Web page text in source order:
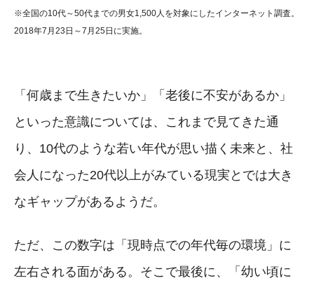
※全国の10代～50代までの男女1,500人を対象にしたインターネット調査。
2018年7月23日～7月25日に実施。
「何歳まで生きたいか」「老後に不安があるか」
といった意識については、これまで見てきた通
り、10代のような若い年代が思い描く未来と、社
会人になった20代以上がみている現実とでは大き
なギャップがあるようだ。
ただ、この数字は「現時点での年代毎の環境」に
左右される面がある。そこで最後に、「幼い頃に